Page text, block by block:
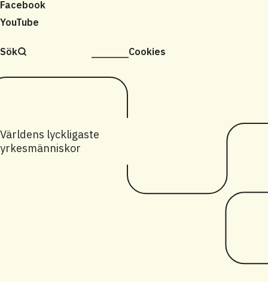
Facebook
YouTube
Sök Cookies
Världens lyckligaste
yrkesmänniskor